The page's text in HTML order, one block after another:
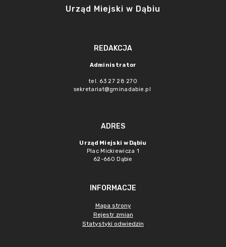
Urząd Miejski w Dąbiu
REDAKCJA
Administrator
tel. 63 27 28 270
sekretariat@gminadabie.pl
ADRES
Urząd Miejski w Dąbiu
Plac Mickiewicza 1
62-660 Dąbie
INFORMACJE
Mapa strony
Rejestr zmian
Statystyki odwiedzin